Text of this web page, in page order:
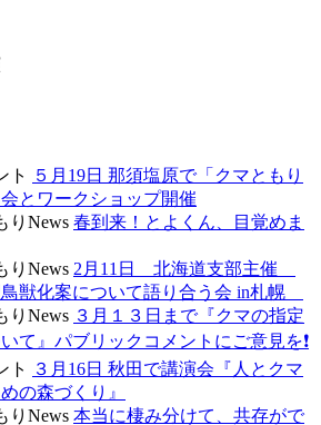
ト
５月19日 那須塩原で「クマともり
とワークショップ開催
りNews 春到来！とよくん、目覚めま
りNews 2月11日 北海道支部主催
獣化案について語り合う会 in札幌
りNews ３月１３日まで『クマの指定
て』パブリックコメントにご意見を❗
ト
３月16日 秋田で講演会『人とクマ
の森づくり』
りNews 本当に棲み分けて、共存がで